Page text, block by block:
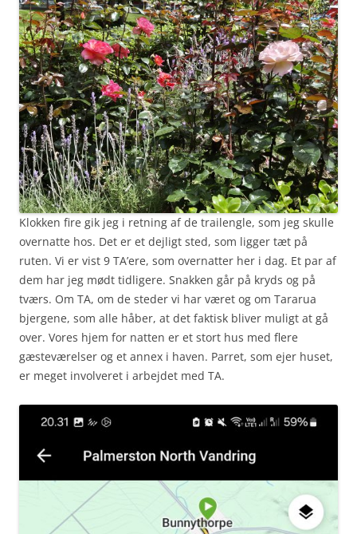
Klokken fire gik jeg i retning af de trailengle, som jeg skulle
overnatte hos. Det er et dejligt sted, som ligger tæt på
ruten. Vi er vist 9 TA’ere, som overnatter her i dag. Et par af
dem har jeg mødt tidligere. Snakken går på kryds og på
tværs. Om TA, om de steder vi har været og om Tararua
bjergene, som alle håber, at det faktisk bliver muligt at gå
over. Vores hjem for natten er et stort hus med flere
gæsteværelser og et annex i haven. Parret, som ejer huset,
er meget involveret i arbejdet med TA.